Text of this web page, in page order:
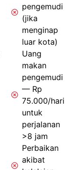
pengemudi
(jika
menginap
luar kota)
Uang
makan
pengemudi
— Rp
75.000/hari
untuk
perjalanan
>8 jam
Perbaikan
akibat